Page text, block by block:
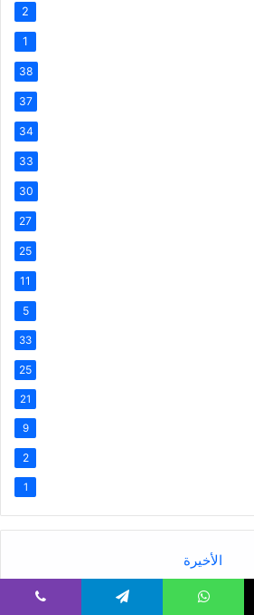
2
1
38
37
34
33
30
27
25
11
5
33
25
21
9
2
1
الأخيرة